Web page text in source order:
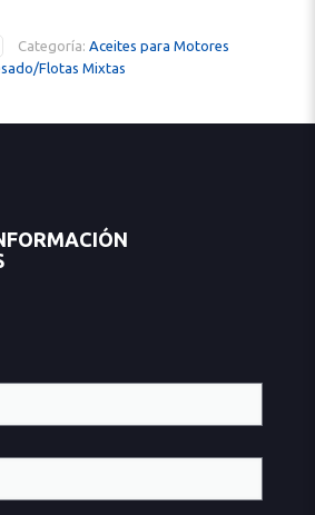
Categoría: Aceites para Motores
Flotas Mixtas